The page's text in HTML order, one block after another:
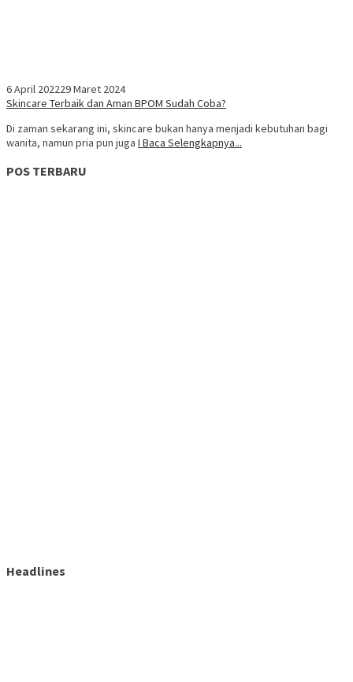
6 April 202229 Maret 2024
Skincare Terbaik dan Aman BPOM Sudah Coba?
Di zaman sekarang ini, skincare bukan hanya menjadi kebutuhan bagi
wanita, namun pria pun juga I Baca Selengkapnya...
POS TERBARU
Headlines